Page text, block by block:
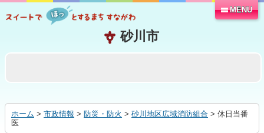
る
MENU
ホーム > 市政情報 > 防災・防火 > 砂川地区広域消防組合 > 休日当番
医